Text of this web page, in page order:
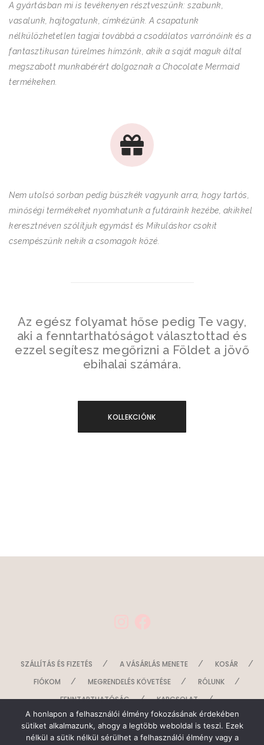
A gyártásban mi is tevékenyen résztveszünk: szabunk,
vasalunk, hajtogatunk, címkézünk. A csapatunk
nélkülözhetetlen tagjai továbbá a csodálatos varrónőink és a
fantasztikusan türelmes hímzőnk, akik a saját maguk által
megszabott munkabérért dolgoznak a Chocolate Mermaid
termékeken.
Nem utolsó sorban pedig büszkék vagyunk arra, hogy tartós,
minőségi termékeket nyomhatunk a futáraink kezébe, akikkel
keresztnéven szólítjuk egymást és Mikuláskor csokit
csempészünk nekik a csomagok közé.
Az egész folyamat hőse pedig Te vagy,
aki a fenntarthatóságot választottad és
ezzel segítesz megőrizni a Földet a jövő
ebihalai számára.
KOLLEKCIÓNK
m
o
SZÁLLÍTÁS ÉS FIZETÉS A VÁSÁRLÁS MENETE
KOSÁR
FIÓKOM
MEGRENDELÉS KÖVETÉSE
RÓLUNK
FENNTARTHATÓSÁG
KAPCSOLAT
SZERZŐDÉSI FELTÉTELEK
ADATKEZELÉS
A honlapon a felhasználói élmény fokozásának érdekében
sütiket alkalmazunk, ahogy a legtöbb weboldal is teszi. Ezek
nélkül a sütik nélkül sérülhet a felhasználói élmény vagy a